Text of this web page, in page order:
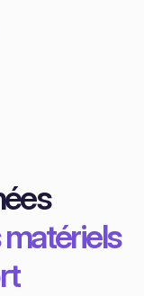
matériels